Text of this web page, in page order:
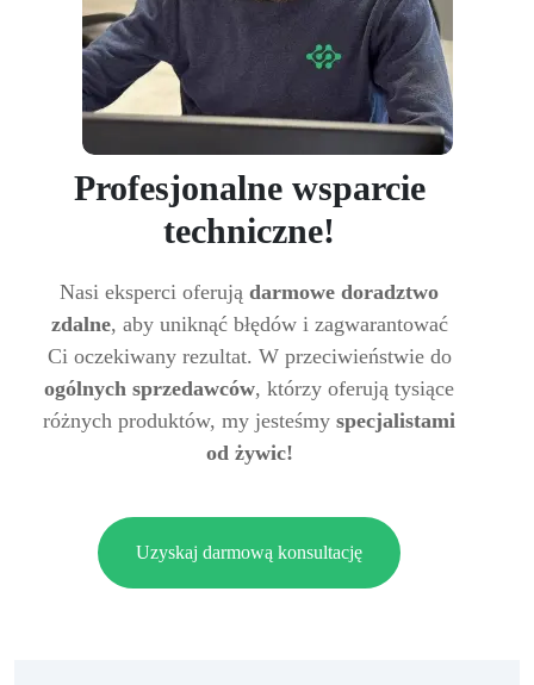
Profesjonalne wsparcie
techniczne!
Nasi eksperci oferują darmowe doradztwo
zdalne, aby uniknąć błędów i zagwarantować
Ci oczekiwany rezultat. W przeciwieństwie do
ogólnych sprzedawców, którzy oferują tysiące
różnych produktów, my jesteśmy specjalistami
od żywic!
Uzyskaj darmową konsultację